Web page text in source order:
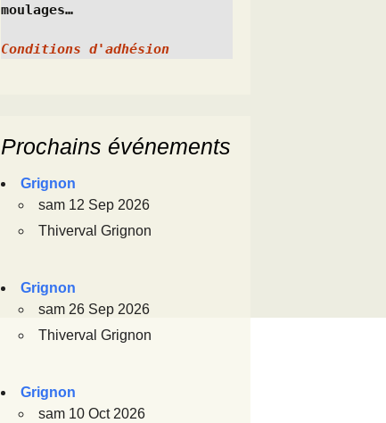
moulages…
Conditions d'adhésion
Prochains événements
Grignon
sam 12 Sep 2026
Thiverval Grignon
Grignon
sam 26 Sep 2026
Thiverval Grignon
Grignon
sam 10 Oct 2026